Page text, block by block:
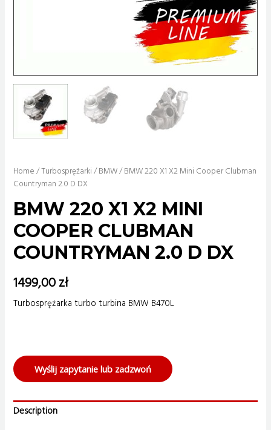
Home/Turbosprężarki/BMW/ BMW 220 X1 X2 Mini Cooper Clubman
Countryman 2.0 D DX
BMW 220 X1 X2 MINI
COOPER CLUBMAN
COUNTRYMAN 2.0 D DX
1499,00zł
Turbosprężarka turbo turbina BMW B470L
Wyślij zapytanie lub zadzwoń
Description